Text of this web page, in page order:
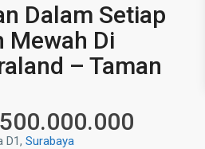
Dalam Setiap
Mewah Di
– Taman
D1, Surabaya